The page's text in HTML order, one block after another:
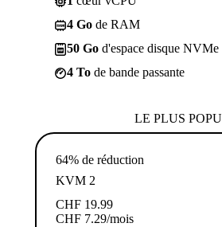
4 Go de RAM
50 Go d'espace disque NVMe
4 To de bande passante
LE PLUS
64% de réduction
KVM 2
CHF 19.99
CHF 7.29/mois